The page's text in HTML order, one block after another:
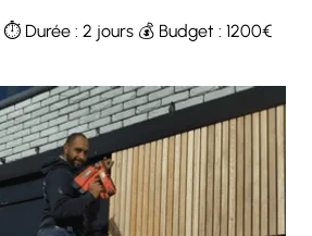
⏱️ Durée : 2 jours 💰 Budget : 1200€